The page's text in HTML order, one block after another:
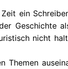
ein
nicht